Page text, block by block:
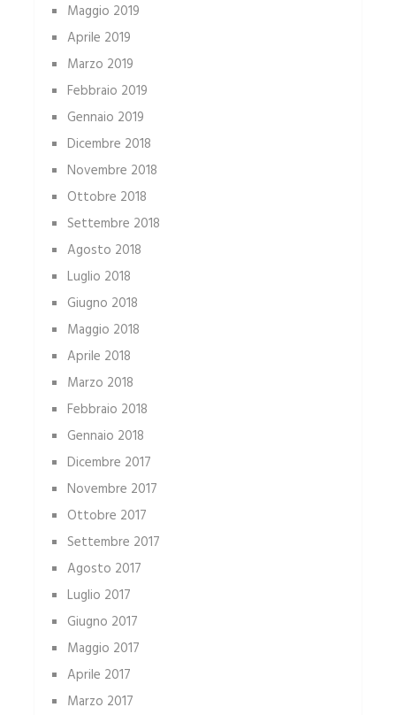
Maggio 2019
Aprile 2019
Marzo 2019
Febbraio 2019
Gennaio 2019
Dicembre 2018
Novembre 2018
Ottobre 2018
Settembre 2018
Agosto 2018
Luglio 2018
Giugno 2018
Maggio 2018
Aprile 2018
Marzo 2018
Febbraio 2018
Gennaio 2018
Dicembre 2017
Novembre 2017
Ottobre 2017
Settembre 2017
Agosto 2017
Luglio 2017
Giugno 2017
Maggio 2017
Aprile 2017
Marzo 2017